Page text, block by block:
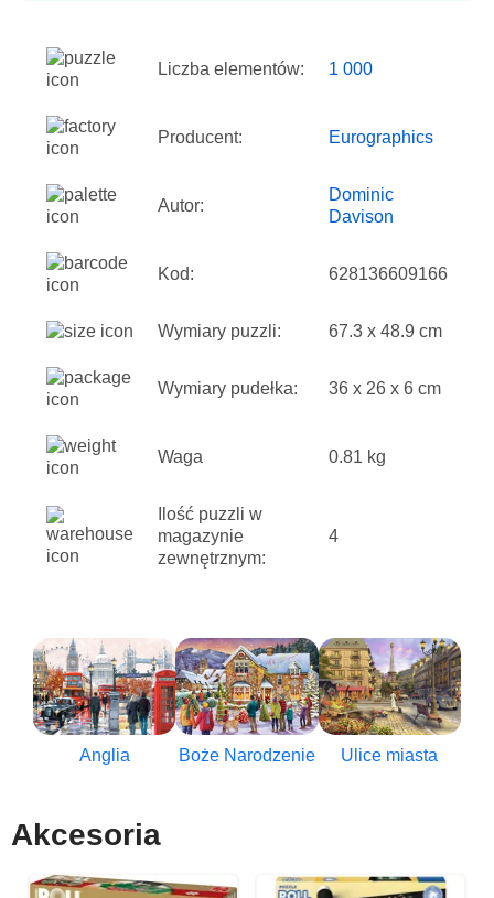
Liczba elementów: 1 000
Producent: Eurographics
Autor:
Dominic
Davison
Kod: 628136609166
Wymiary puzzli: 67.3 x 48.9 cm
Wymiary pudełka: 36 x 26 x 6 cm
Waga 0.81 kg
Ilość puzzli w
magazynie
zewnętrznym:
4
Anglia Boże Narodzenie Ulice miasta
Akcesoria